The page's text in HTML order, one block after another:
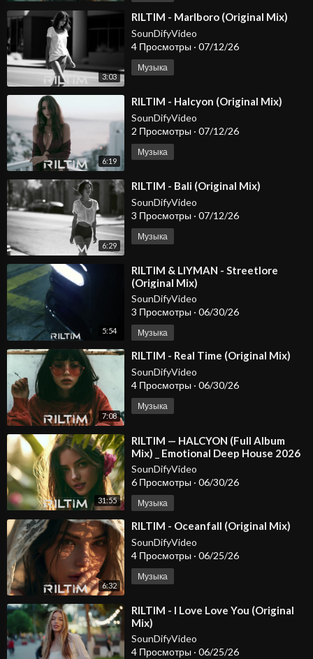
3:03
⁣RILTIM - Marlboro (Original Mix)
SounDifyVideo
4 Просмотры · 07/12/26
Музыка
6:19
⁣RILTIM - Halcyon (Original Mix)
SounDifyVideo
2 Просмотры · 07/12/26
Музыка
6:29
⁣RILTIM - Bali (Original Mix)
SounDifyVideo
3 Просмотры · 07/12/26
Музыка
5:54
⁣RILTIM & LIYMAN - Streetlore
(Original Mix)
SounDifyVideo
3 Просмотры · 06/30/26
Музыка
7:08
⁣RILTIM - Real Time (Original Mix)
SounDifyVideo
4 Просмотры · 06/30/26
Музыка
31:55
⁣RILTIM — HALCYON (Full Album
Mix) _ Emotional Deep House 2026
SounDifyVideo
6 Просмотры · 06/30/26
Музыка
6:32
⁣RILTIM - Oceanfall (Original Mix)
SounDifyVideo
4 Просмотры · 06/25/26
Музыка
⁣RILTIM - I Love Love You (Original
Mix)
SounDifyVideo
4 Просмотры · 06/25/26